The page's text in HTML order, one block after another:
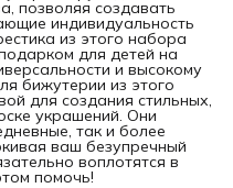
позволяя создавать
индивидуальность
из этого набора
для детей на
и высокому
бижутерии из этого
для создания стильных,
украшений. Они
так и более
ваш безупречный
воплотятся в
помочь!